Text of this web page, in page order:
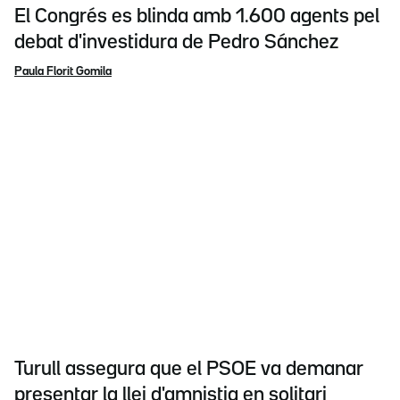
El Congrés es blinda amb 1.600 agents pel
debat d'investidura de Pedro Sánchez
Paula Florit Gomila
Turull assegura que el PSOE va demanar
presentar la llei d'amnistia en solitari